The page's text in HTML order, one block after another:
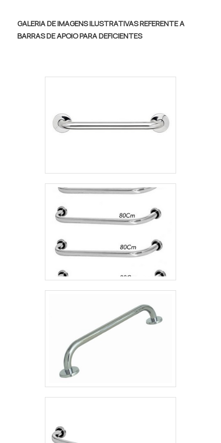
bancadas e contar com entrega rápida,
sendo o mais indicado para este tipo de
equipamento pelos seguintes motivos:
componentes podem integrar a bancada
necropsiaDETALHES SOBRE O
praticidade e comodidade, a bancada para
necropsia conta com vários equipamentos
integrantes. A cuba já vem com proteção
para o ralo, para impedir que objetos um
pouco maiores causem seu
MAIS ALTA QUALIDADEA bancada para a
realização de necropsia também já é
enviada ao comprador com tampa de pedra
ou de aço inox. Para limpeza da própria
de lavagem com spray, também por questão
de praticidade e eficiência. O espaço
destinado à exaustão é essencial neste tipo
de bancada, assim o operador não fica
exposto aos gases gerados pelos
elementos químicos usados no serviço,
principalmente aqueles gerados pelo
contato e saiba mais!
GALERIA DE IMAGENS ILUSTRATIVAS REFERENTE A
BARRAS DE APOIO PARA DEFICIENTES